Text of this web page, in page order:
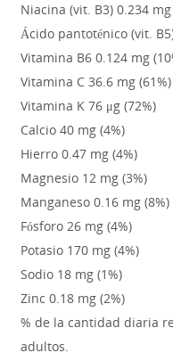
Niacina (vit. B3) 0.234 mg
Ácido pantoténico (vit.
Vitamina B6 0.124 mg
Vitamina C 36.6 mg (61%)
Vitamina K 76 μg (72%)
Calcio 40 mg (4%)
Hierro 0.47 mg (4%)
Magnesio 12 mg (3%)
Manganeso 0.16 mg (8%)
Fósforo 26 mg (4%)
Potasio 170 mg (4%)
Sodio 18 mg (1%)
Zinc 0.18 mg (2%)
% de la cantidad diaria
adultos.